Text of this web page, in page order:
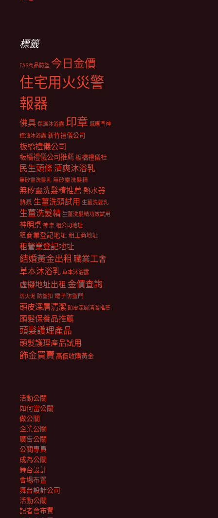
標籤
EAS商品防盜 今日金價
住宅用火災警
報器
佛具 保濕沐浴露 印章 感應門神
控油沐浴露 新竹禮儀公司
板橋禮儀公司
板橋禮儀公司推薦板橋禮儀社
民生頭條清爽沐浴乳
無矽靈洗髮乳 無矽靈洗髮精
無矽靈洗髮精推薦 熱水器
熱泵 生薑洗頭試用 生薑洗髮乳
生薑洗髮精 生薑洗髮精功效試用
神明桌 神桌 租公司地址
租商業登記地址 租工商地址
租營業登記地址
結婚黃金出租職業工會
草本沐浴乳 草本沐浴露
虛擬地址出租 金價查詢
防火泥 防盜扣 電子防盜門
頭皮深層清潔 頭皮深層清潔推薦
頭髮保養品推薦
頭髮護理產品
頭髮護理產品試用
飾金買賣 高價收購黃金
活動公關
如何當公關
做公關
企業公關
廣告公關
公關專員
成為公關
舞台設計
會場布置
舞台設計公司
活動公關
記者會布置